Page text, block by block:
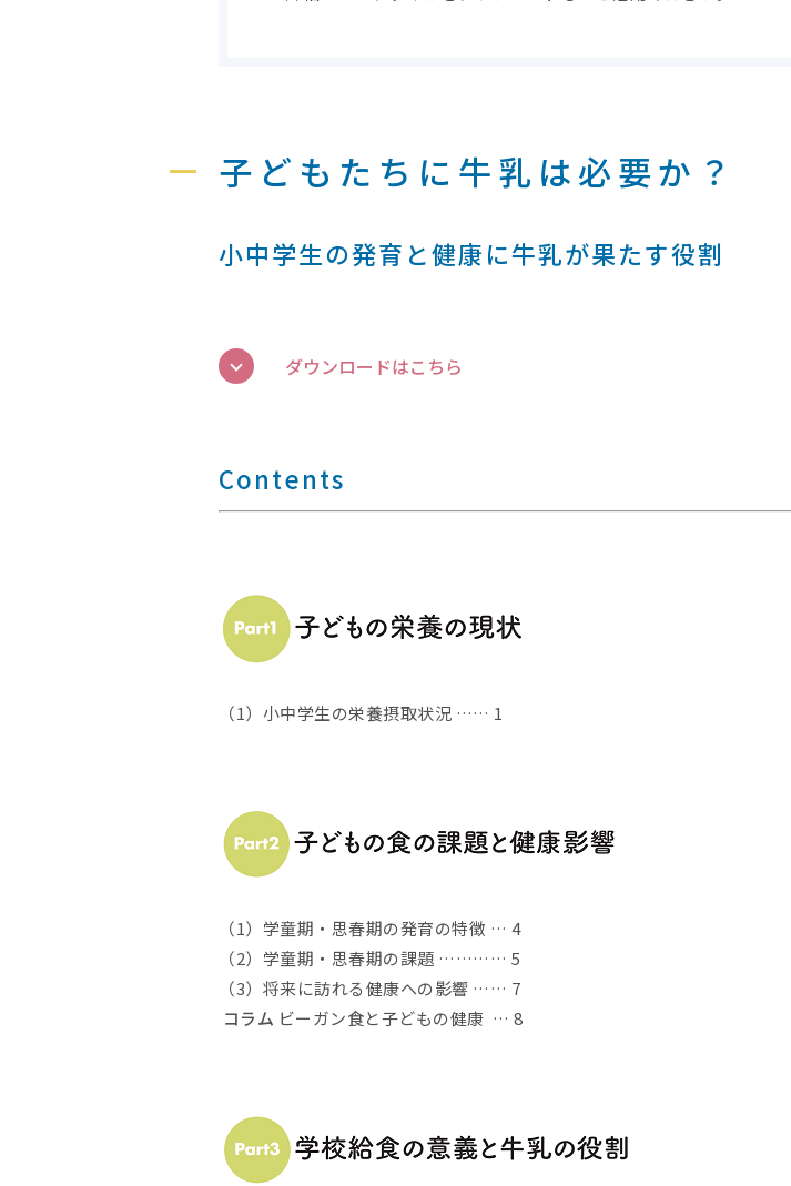
子どもたちに牛乳は必要か？
小中学生の発育と健康に牛乳が果たす役割
ダウンロードはこちら
Contents
（1）小中学生の栄養摂取状況 …… 1
（1）学童期・思春期の発育の特徴 … 4
（2）学童期・思春期の課題 ………… 5
（3）将来に訪れる健康への影響 …… 7
コラム ビーガン食と子どもの健康 … 8